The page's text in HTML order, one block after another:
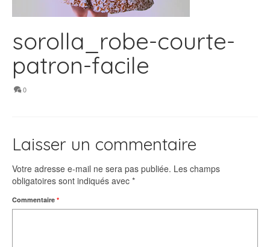
sorolla_robe-courte-
patron-facile
0
Laisser un commentaire
Votre adresse e-mail ne sera pas publiée. Les champs
obligatoires sont indiqués avec *
Commentaire *